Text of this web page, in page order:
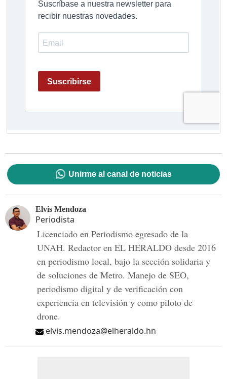
Unirme al canal de noticias
Elvis Mendoza
Periodista
Licenciado en Periodismo egresado de la
UNAH. Redactor en EL HERALDO desde 2016
en periodismo local, bajo la sección solidaria y
de soluciones de Metro. Manejo de SEO,
periodismo digital y de verificación con
experiencia en televisión y como piloto de
drone.
elvis.mendoza@elheraldo.hn